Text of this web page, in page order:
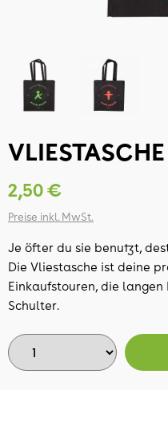
VLIESTASCHE
2,50 €
Preise inkl. MwSt.
Je öfter du sie benutzt,
Die Vliestasche ist deine
Einkaufstouren, die langen
Schulter.